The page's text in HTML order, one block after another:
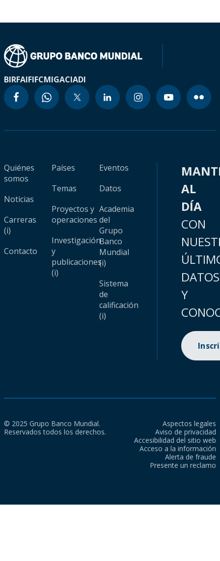
BIRFAIFIFCMIGACIADI
Quiénes
somos
Noticias
Carreras
(i)
Contacto
Países
Temas
Proyectos y
operaciones
Investigación
y
publicaciones
(i)
Eventos
Datos
Academia
del
Grupo
Banco
Mundial
(i)
Sistema
de
calificación
(i)
AL
DÍA
CON
DATOS
Y
© 2025 Grupo Banco Mundial.
Reservados todos los derechos.
Aspectos legales
Aviso de privacidad
Accesibilidad del sitio web
Acceso a la información
Alerta de fraude
Presente un reclamo